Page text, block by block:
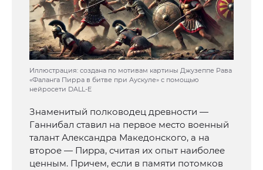
Иллюстрация: cоздана по мотивам картины Джузеппе Рава
«Фаланга Пирра в битве при Аускуле» с помощью
нейросети DALL-E
Знаменитый полководец древности —
Ганнибал ставил на первое место военный
талант Александра Македонского, а на
второе — Пирра, считая их опыт наиболее
ценным. Причем, если в памяти потомков